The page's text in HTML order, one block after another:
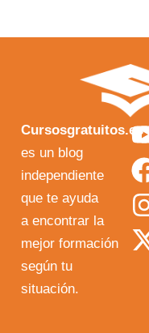
Cursosgratuitos.es
es un blog
independiente
que te ayuda
a encontrar la
mejor formación
según tu
situación.
i